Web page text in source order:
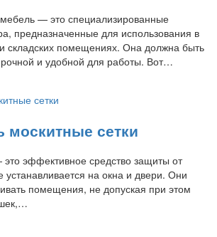
— это специализированные
предназначенные для использования в
складских помещениях. Она должна быть
и удобной для работы. Вот…
москитные сетки
эффективное средство защиты от
устанавливается на окна и двери. Они
помещения, не допуская при этом